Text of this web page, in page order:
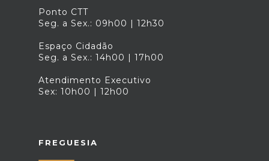
Ponto CTT
Seg. a Sex.: 09h00 | 12h30
Espaço Cidadão
Seg. a Sex.: 14h00 | 17h00
Atendimento Executivo
Sex: 10h00 | 12h00
FREGUESIA